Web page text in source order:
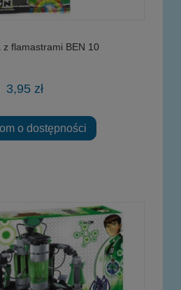
z flamastrami BEN 10
3,95 zł
o dostępności